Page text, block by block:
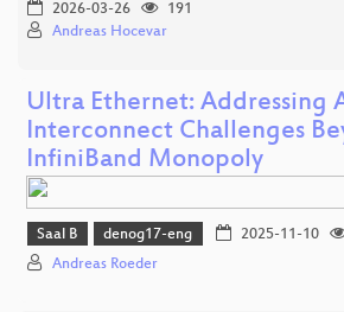
2026-03-26
191
Andreas Hocevar
Ultra Ethernet: Addressing
Interconnect Challenges
InfiniBand Monopoly
Saal B denog17-eng 2025-11-10
Andreas Roeder